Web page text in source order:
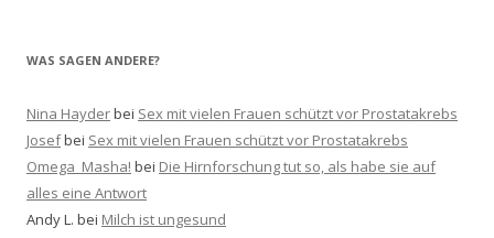
WAS SAGEN ANDERE?
Nina Hayderbei Sex mit vielen Frauen schützt vor Prostatakrebs
Josefbei Sex mit vielen Frauen schützt vor Prostatakrebs
Omega_Masha! bei Die Hirnforschung tut so, als habe sie auf
alles eine Antwort
Andy L. bei Milch ist ungesund